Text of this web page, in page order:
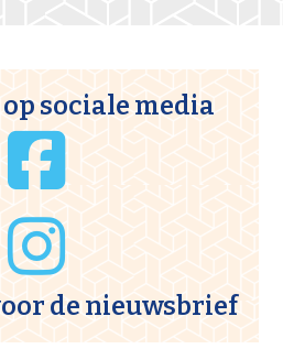
sociale media
de nieuwsbrief